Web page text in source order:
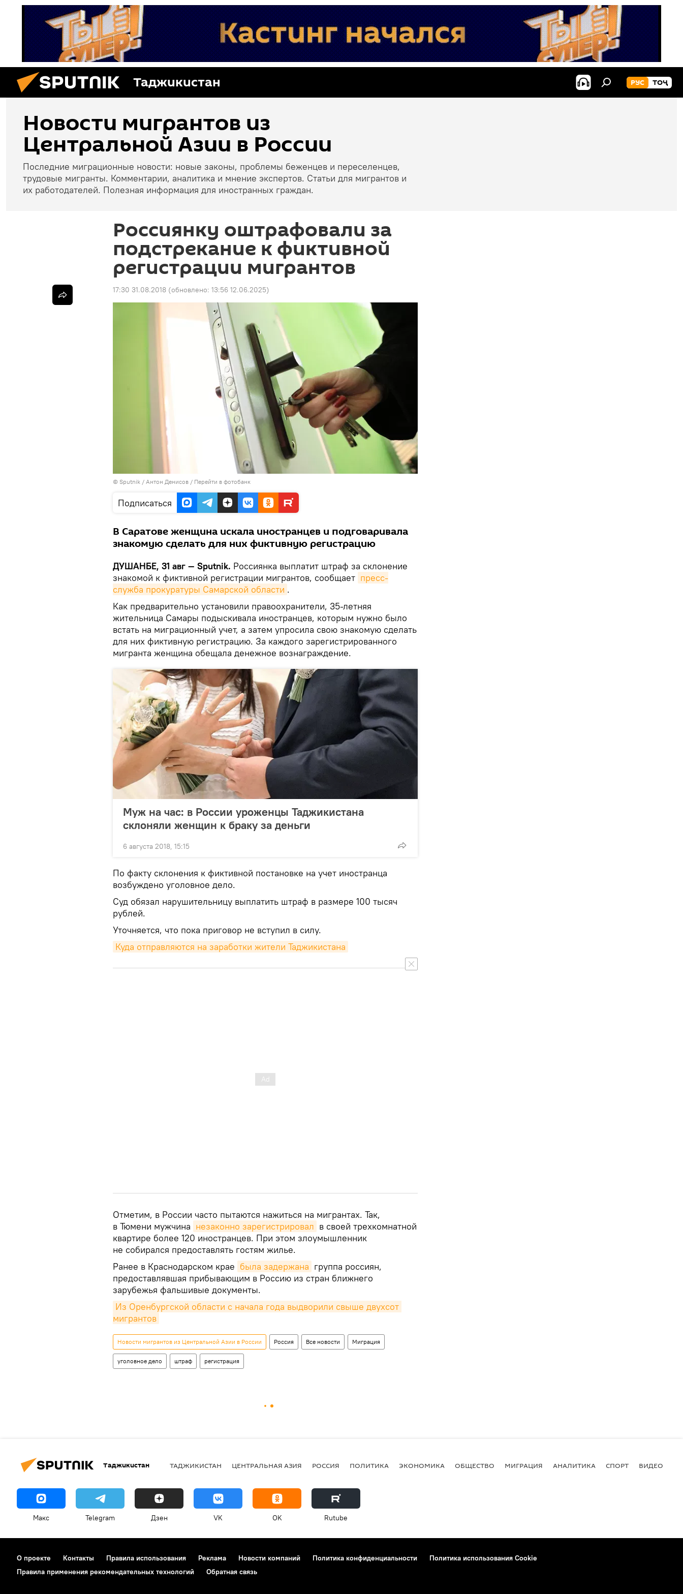
Таджикистан РУС ТОҶ
Новости мигрантов из
Центральной Азии в России
Последние миграционные новости: новые законы, проблемы беженцев и переселенцев,
трудовые мигранты. Комментарии, аналитика и мнение экспертов. Статьи для мигрантов и
их работодателей. Полезная информация для иностранных граждан.
Россиянку оштрафовали за
подстрекание к фиктивной
регистрации мигрантов
17:30 31.08.2018 (обновлено: 13:56 12.06.2025)
© Sputnik / Антон Денисов / Перейти в фотобанк
Подписаться
В Саратове женщина искала иностранцев и подговаривала
знакомую сделать для них фиктивную регистрацию
ДУШАНБЕ, 31 авг — Sputnik. Россиянка выплатит штраф за склонение
знакомой к фиктивной регистрации мигрантов, сообщает пресс-
служба прокуратуры Самарской области .
Как предварительно установили правоохранители, 35-летняя
жительница Самары подыскивала иностранцев, которым нужно было
встать на миграционный учет, а затем упросила свою знакомую сделать
для них фиктивную регистрацию. За каждого зарегистрированного
мигранта женщина обещала денежное вознаграждение.
Муж на час: в России уроженцы Таджикистана
склоняли женщин к браку за деньги
6 августа 2018, 15:15
По факту склонения к фиктивной постановке на учет иностранца
возбуждено уголовное дело.
Суд обязал нарушительницу выплатить штраф в размере 100 тысяч
рублей.
Уточняется, что пока приговор не вступил в силу.
Куда отправляются на заработки жители Таджикистана
Отметим, в России часто пытаются нажиться на мигрантах. Так,
в Тюмени мужчина незаконно зарегистрировал в своей трехкомнатной
квартире более 120 иностранцев. При этом злоумышленник
не собирался предоставлять гостям жилье.
Ранее в Краснодарском крае была задержана группа россиян,
предоставлявшая прибывающим в Россию из стран ближнего
зарубежья фальшивые документы.
Из Оренбургской области с начала года выдворили свыше двухсот
мигрантов
Новости мигрантов из Центральной Азии в России Россия Все новости Миграция
уголовное дело штраф регистрация
Таджикистан ТАДЖИКИСТАН ЦЕНТРАЛЬНАЯ АЗИЯ РОССИЯ ПОЛИТИКА ЭКОНОМИКА ОБЩЕСТВО МИГРАЦИЯ АНАЛИТИКА СПОРТ ВИДЕО
Макс Telegram Дзен VK OK Rutube
О проекте Контакты Правила использования Реклама Новости компаний Политика конфиденциальности
Политика использования Cookie
Правила применения рекомендательных технологий
Обратная связь